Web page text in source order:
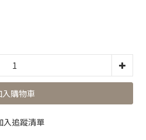
入購物車
入追蹤清單